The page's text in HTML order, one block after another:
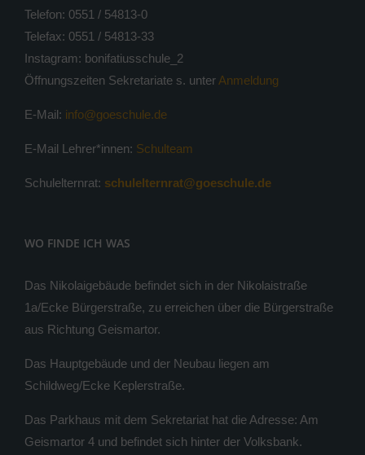
Telefon: 0551 / 54813-0
Telefax: 0551 / 54813-33
Instagram: bonifatiusschule_2
Öffnungszeiten Sekretariate s. unter Anmeldung
E-Mail: info@goeschule.de
E-Mail Lehrer*innen: Schulteam
Schulelternrat: schulelternrat@goeschule.de
WO FINDE ICH WAS
Das Nikolaigebäude befindet sich in der Nikolaistraße
1a/Ecke Bürgerstraße, zu erreichen über die Bürgerstraße
aus Richtung Geismartor.
Das Hauptgebäude und der Neubau liegen am
Schildweg/Ecke Keplerstraße.
Das Parkhaus mit dem Sekretariat hat die Adresse: Am
Geismartor 4 und befindet sich hinter der Volksbank.